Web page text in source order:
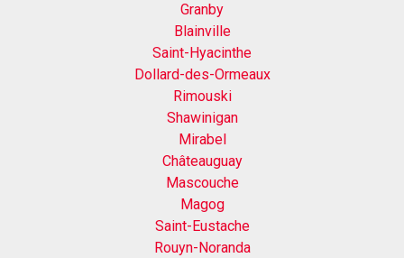
Granby
Blainville
Saint-Hyacinthe
Dollard-des-Ormeaux
Rimouski
Shawinigan
Mirabel
Châteauguay
Mascouche
Magog
Saint-Eustache
Rouyn-Noranda